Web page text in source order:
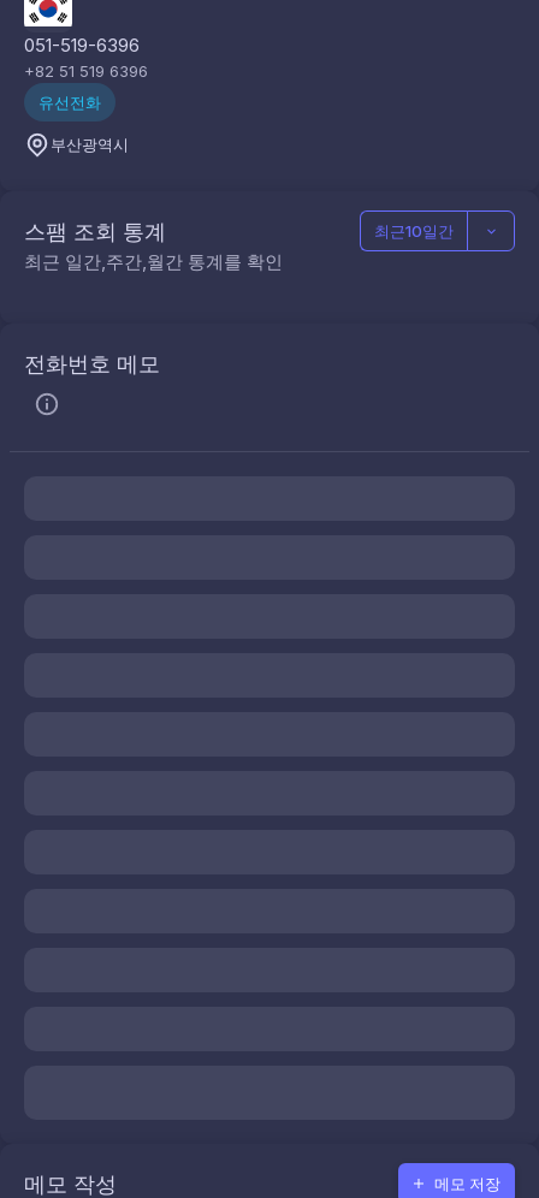
051-519-6396
+82 51 519 6396
유선전화
부산광역시
스팸 조회 통계
최근 일간,주간,월간 통계를 확인
최근10일간
전화번호 메모
메모 작성 메모 저장